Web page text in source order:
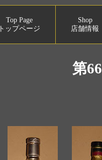
Top Page
トップページ
Shop
店舗情報
第